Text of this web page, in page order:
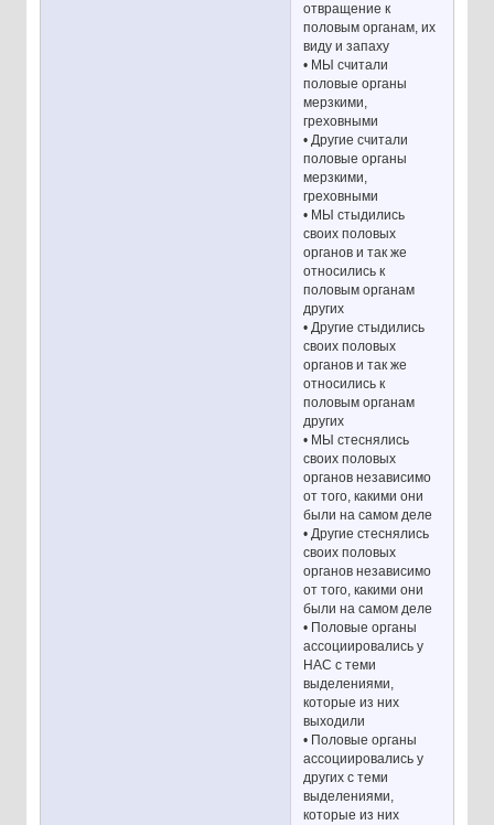
отвращение к
половым органам, их
виду и запаху
• МЫ считали
половые органы
мерзкими,
греховными
• Другие считали
половые органы
мерзкими,
греховными
• МЫ стыдились
своих половых
органов и так же
относились к
половым органам
других
• Другие стыдились
своих половых
органов и так же
относились к
половым органам
других
• МЫ стеснялись
своих половых
органов независимо
от того, какими они
были на самом деле
• Другие стеснялись
своих половых
органов независимо
от того, какими они
были на самом деле
• Половые органы
ассоциировались у
НАС с теми
выделениями,
которые из них
выходили
• Половые органы
ассоциировались у
других с теми
выделениями,
которые из них